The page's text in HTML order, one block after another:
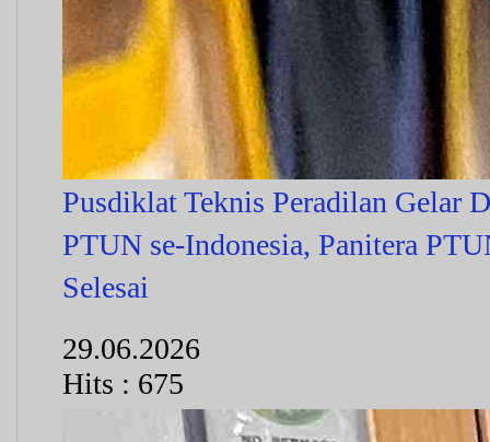
Pusdiklat Teknis Peradilan Gelar
PTUN se-Indonesia, Panitera
Selesai
29.06.2026
Hits : 675